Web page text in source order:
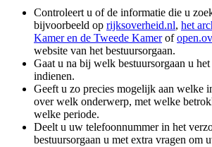
Controleert u of de informatie die u
bijvoorbeeld op rijksoverheid.nl, het
Kamer en de Tweede Kamerof
website van het bestuursorgaan.
Gaat u na bij welk bestuursorgaan u
indienen.
Geeft u zo precies mogelijk aan welke
over welk onderwerp, met welke
welke periode.
Deelt u uw telefoonnummer in het
bestuursorgaan u met extra vragen om